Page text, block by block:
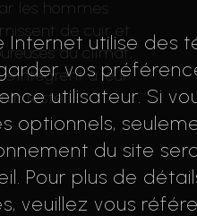
Internet utilise des
vos
utilisateur. Si
optionnels,
du site
Pour plus de
veuillez vous
les hommes
de cuir et
du climat,
à leur
reste
de broderie et
textiles se